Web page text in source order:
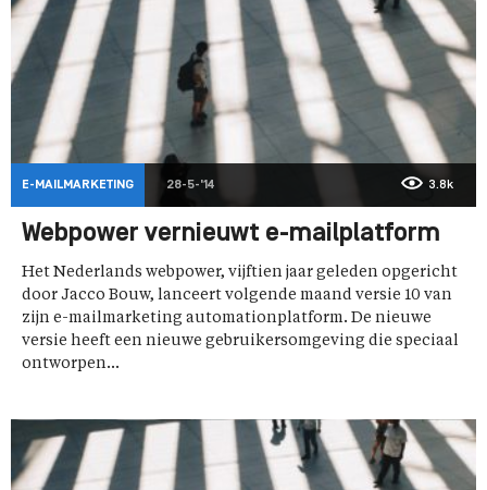
E-MAILMARKETING 28-5-'14 3.8k
Webpower vernieuwt e-mailplatform
Het Nederlands webpower, vijftien jaar geleden opgericht
door Jacco Bouw, lanceert volgende maand versie 10 van
zijn e-mailmarketing automationplatform. De nieuwe
versie heeft een nieuwe gebruikersomgeving die speciaal
ontworpen...